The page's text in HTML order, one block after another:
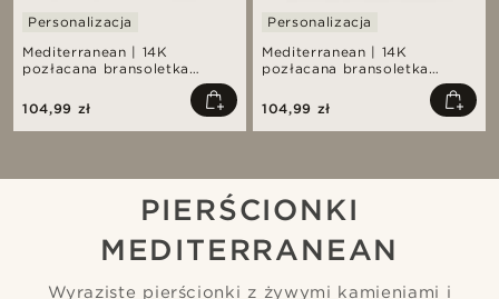
Mediterranean | 14K
pozłacana bransoletka
łańcuszkowa z monetami
7mm
Personalizacja
104,99 zł
Mediterranean | 14K
pozłacana bransoletka
łańcuszkowa z monetami 10
mm
Personalizacja
104,99 zł
PIERŚCIONKI
MEDITERRANEAN
Wyraziste pierścionki z żywymi kamieniami i